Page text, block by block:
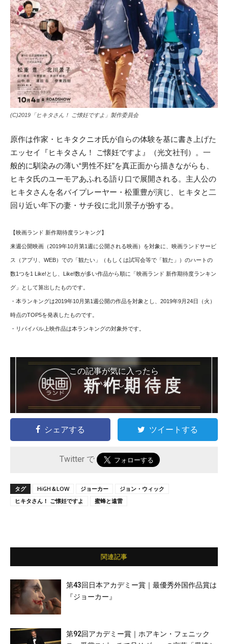
(C)2019「ヒキタさん！ ご懐妊ですよ」製作委員会
原作は作家・ヒキタクニオ氏が自らの体験を基に書き上げた
エッセイ『ヒキタさん！ ご懐妊ですよ』（光文社刊）。一
般的に馴染みの薄い“男性不妊”を真正面から描きながらも、
ヒキタ氏のユーモアあふれる語り口で展開される。主人公の
ヒキタさんを名バイプレーヤー・松重豊が演じ、ヒキタと二
回り近い年下の妻・サチ役に北川景子が扮する。
【映画ランド 新作期待度ランキング】
来週公開映画（2019年10月第1週 に公開される映画）を対象に、映画ランドサービ
ス（アプリ、WEB）での「観たい」（もしくは試写会等で「観た」）のハートの
数1つを1 Like!とし、Like!数が多い作品から順に「映画ランド 新作期待度ランキン
グ」として算出したものです。
・本ランキングは2019年10月第1週公開の作品を対象とし、2019年9月24日（火）
時点のTOP5を発表したものです。
・リバイバル上映作品は本ランキングの対象外です。
この記事が気に入ったら
いいね ! しよう
シェアする ツイートする
Twitter で
タグ HiGH＆LOW ジョーカー
ジョン・ウィック
ヒキタさん！ ご懐妊ですよ
蜜蜂と遠雷
関連記事
第43回日本アカデミー賞｜最優秀外国作品賞は
『ジョーカー』
第92回アカデミー賞｜ホアキン・フェニック